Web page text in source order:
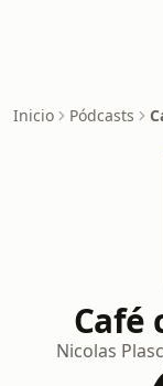
Inicio Pódcasts
Café
Nicolas